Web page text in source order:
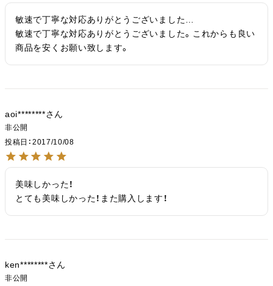
敏速で丁寧な対応ありがとうございました…
敏速で丁寧な対応ありがとうございました。これからも良い
商品を安くお願い致します。
aoi********
非公開
投稿日
2017/10/08
美味しかった！
とても美味しかった！また購入します！
ken********
非公開